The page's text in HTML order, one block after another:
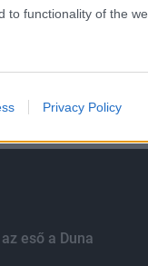
to functionality of the
to personalization.
to security, including
Privacy Policy
eső a Duna